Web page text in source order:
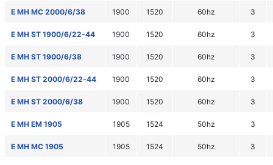
E MH MC 2000/6/38 1900 1520 60hz 3
E MH ST 1900/6/22-44 1900 1520 60hz 3
E MH ST 1900/6/38 1900 1520 60hz 3
E MH ST 2000/6/22-44 1900 1520 60hz 3
E MH ST 2000/6/38 1900 1520 60hz 3
E MH EM 1905 1905 1524 50hz 3
E MH MC 1905 1905 1524 50hz 3